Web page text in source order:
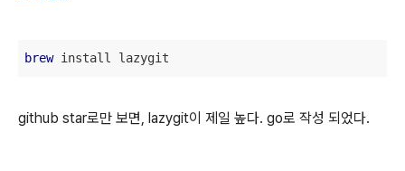
brew install lazygit
github star로만 보면, lazygit이 제일 높다. go로 작성 되었다.